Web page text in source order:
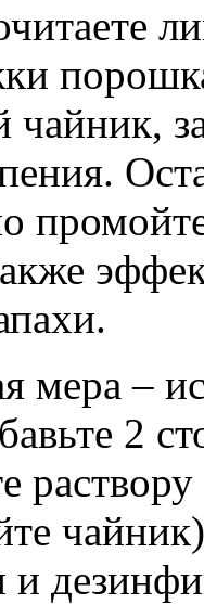
чайник,
мера –
2
и